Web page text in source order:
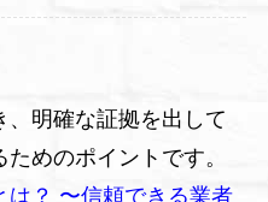
明確な証拠を出して
めのポイントです。
は？ 〜信頼できる業者